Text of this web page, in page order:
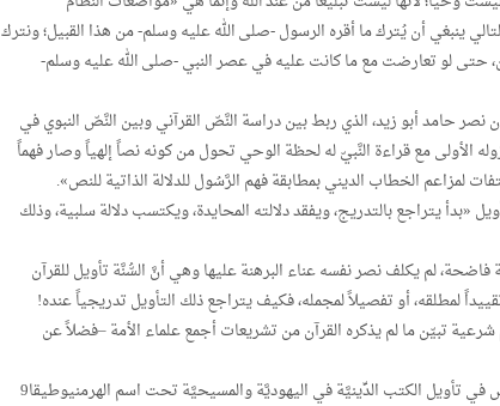
ينبغي أن يُترك ما أقره الرسول -صلى الله عليه وسلم- من هذا القبيل؛ ونترك
حتى لو تعارضت مع ما كانت عليه في عصر النبي -صلى الله عليه وسلم-
حامد أبو زيد، الذي ربط بين دراسة النَّصّ القرآني وبين النَّصّ النبوي في
الأولى مع قراءة النَّبيّ له لحظة الوحي تحول من كونه نصاً إلهياً وصار فهماً
لمزاعم الخطاب الديني بمطابقة فهم الرَّسُول للدلالة الذاتية للنص».
يتراجع بالتدريج، ويفقد دلالته المحايدة، ويكتسب دلالة سلبية، وذلك
لم يكلف نصر نفسه عناء البرهنة عليها وهي أنَّ السُّنَّة تأويل للقرآن
لمطلقه، أو تفصيلاً لمجمله، فكيف يتراجع ذلك التأويل تدريجياً عنده!
تبيّن ما لم يذكره القرآن من تشريعات أجمع علماء الأمة –فضلاً عن
قد يكون التأويل مدخلاً إلى النقد على حد ما مورس في تأويل الكتب الدِّينيَّة في اليهوديَّة والمسيحيَّة تحت اسم الهرمنيوطيقا9